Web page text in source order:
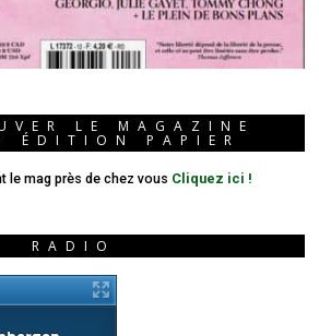
LE MAGAZINE
ÉDITION PAPIER
le mag près de chez vous Cliquez ici !
RADIO